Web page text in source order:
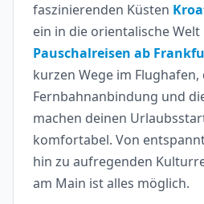
faszinierenden Küsten
ein in die orientalische
Pauschalreisen ab
kurzen Wege im
Fernbahnanbindung und
machen deinen
komfortabel. Von
hin zu aufregenden
am Main ist alles möglich.